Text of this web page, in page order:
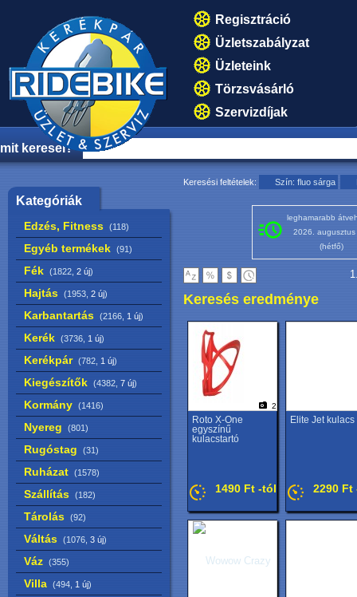
Regisztráció
Üzletszabályzat
Üzleteink
Törzsvásárló
Szervizdíjak
mit keresel?
Kategóriák
Edzés, Fitness (118)
Egyéb termékek (91)
Fék (1822, 2 új)
Hajtás (1953, 2 új)
Karbantartás (2166, 1 új)
Kerék (3736, 1 új)
Kerékpár (782, 1 új)
Kiegészítők (4382, 7 új)
Kormány (1416)
Nyereg (801)
Rugóstag (31)
Ruházat (1578)
Szállítás (182)
Tárolás (92)
Váltás (1076, 3 új)
Váz (355)
Villa (494, 1 új)
Keresési feltételek: Szín: fluo sárga
leghamarabb
2026. augusztus
(hétfő)
Keresés eredménye
2
Roto X-One
egyszínű
kulacstartó
1490 Ft -tól
Elite Jet kulacs
2290 Ft